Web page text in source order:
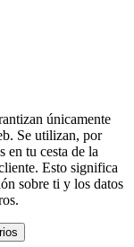
únicamente
Se utilizan, por
en tu cesta de la
Esto significa
sobre ti y los datos